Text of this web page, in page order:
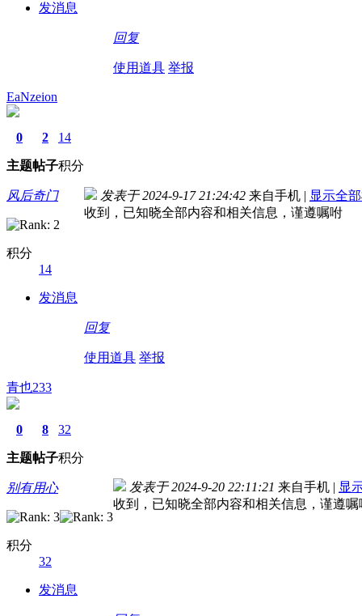
发消息
回复
使用道具 举报
EaNzeion
0
主题
2
帖子
14
积分
风后奇门
积分
14
发消息
发表于 2024-9-17 21:24:42 来自手机 | 显示全
收到，已知晓全部内容和相关信息，谨遵嘱咐
回复
使用道具 举报
青也233
0
主题
8
帖子
32
积分
别有用心
积分
32
发消息
发表于 2024-9-20 22:11:21 来自手机 | 显
收到，已知晓全部内容和相关信息，谨遵嘱